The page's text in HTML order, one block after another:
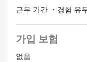
근무 기간 ・경험 유
가입 보험
없음